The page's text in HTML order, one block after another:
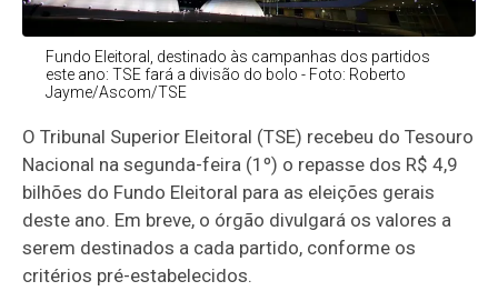
Fundo Eleitoral, destinado às campanhas dos partidos
este ano: TSE fará a divisão do bolo - Foto: Roberto
Jayme/Ascom/TSE
O Tribunal Superior Eleitoral (TSE) recebeu do Tesouro
Nacional na segunda-feira (1º) o repasse dos R$ 4,9
bilhões do Fundo Eleitoral para as eleições gerais
deste ano. Em breve, o órgão divulgará os valores a
serem destinados a cada partido, conforme os
critérios pré-estabelecidos.